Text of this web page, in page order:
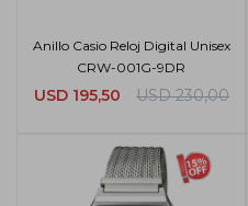
Anillo Casio Reloj Digital Unisex
CRW-001G-9DR
USD 195,50 USD 230,00